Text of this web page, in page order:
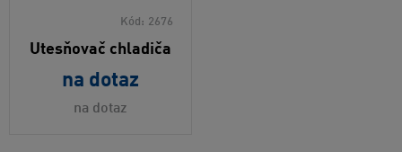
Kód: 2676
Utesňovač chladiča
na dotaz
na dotaz